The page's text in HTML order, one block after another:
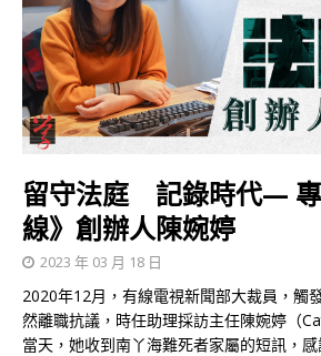
留守法庭 記錄時代—
線》創辦人陳婉婷
2023 年 03 月 18 日
2020年12月，有線電視新聞部大裁員，觸
然離職抗議，時任助理採訪主任陳婉婷（
當天，她收到南丫海難死者家屬的短訊，